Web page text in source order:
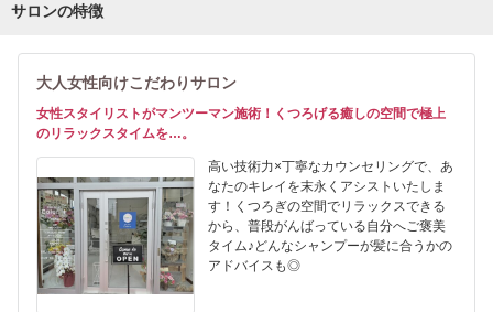
サロンの特徴
大人女性向けこだわりサロン
女性スタイリストがマンツーマン施術！くつろげる癒しの空間で極上
のリラックスタイムを…。
高い技術力×丁寧なカウンセリングで、あ
なたのキレイを末永くアシストいたしま
す！くつろぎの空間でリラックスできる
から、普段がんばっている自分へご褒美
タイム♪どんなシャンプーが髪に合うかの
アドバイスも◎